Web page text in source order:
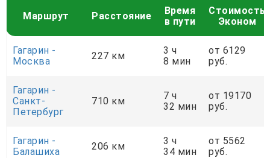
Маршрут Расстояние
Время
в пути
Стоимость
Эконом
Гагарин -
Москва
227 км
3 ч
8 мин
от 6129
руб.
Гагарин -
Санкт-
Петербург
710 км
7 ч
32 мин
от 19170
руб.
Гагарин -
Балашиха
206 км
3 ч
34 мин
от 5562
руб.